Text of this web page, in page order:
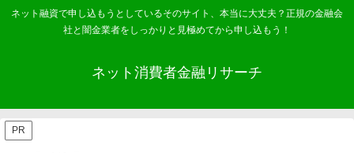
ネット融資で申し込もうとしているそのサイト、本当に大丈夫？正規の金融会
社と闇金業者をしっかりと見極めてから申し込もう！
ネット消費者金融リサーチ
PR